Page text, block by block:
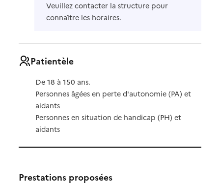
Veuillez contacter la structure pour
connaître les horaires.
Patientèle
De 18 à 150 ans.
Personnes âgées en perte d'autonomie (PA) et
aidants
Personnes en situation de handicap (PH) et
aidants
Prestations proposées